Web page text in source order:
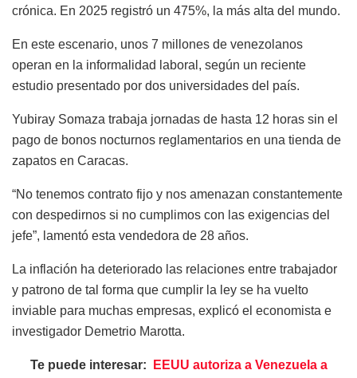
crónica. En 2025 registró un 475%, la más alta del mundo.
En este escenario, unos 7 millones de venezolanos
operan en la informalidad laboral, según un reciente
estudio presentado por dos universidades del país.
Yubiray Somaza trabaja jornadas de hasta 12 horas sin el
pago de bonos nocturnos reglamentarios en una tienda de
zapatos en Caracas.
“No tenemos contrato fijo y nos amenazan constantemente
con despedirnos si no cumplimos con las exigencias del
jefe”, lamentó esta vendedora de 28 años.
La inflación ha deteriorado las relaciones entre trabajador
y patrono de tal forma que cumplir la ley se ha vuelto
inviable para muchas empresas, explicó el economista e
investigador Demetrio Marotta.
Te puede interesar:
EEUU autoriza a Venezuela a